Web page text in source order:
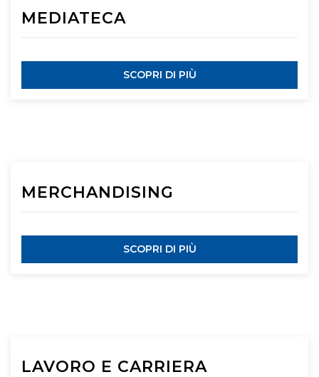
MEDIATECA
SCOPRI DI PIÙ
MERCHANDISING
SCOPRI DI PIÙ
LAVORO E CARRIERA